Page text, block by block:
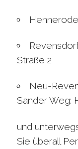
Straße 2
Neu-
Sander Weg:
und
Sie überall